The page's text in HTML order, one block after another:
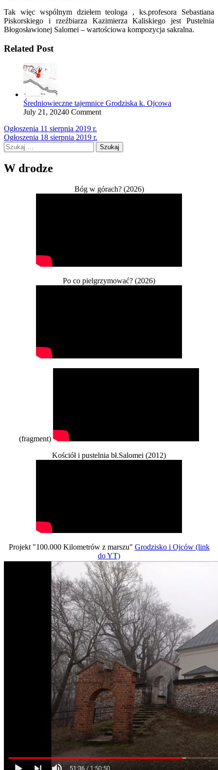
Tak więc wspólnym dziełem teologa , ks.profesora Sebastiana
Piskorskiego i rzeźbiarza Kazimierza Kaliskiego jest Pustelnia
Błogosławionej Salomei – wartościowa kompozycja sakralna.
Related Post
Średniowieczne tajemnice Grodziska k. Ojcowa
July 21, 20240 Comment
Nawigacja
wpisu
Ogłoszenia 11 sierpnia 2019 r.
Ogłoszenia 18 sierpnia 2019 r.
Szukaj:
W drodze
Bóg w górach? (2026)
Po co pielgrzymować? (2026)
(fragment)
Kościół i pustelnia bł.Salomei (2012)
Projekt "100.000 Kilometrów z marszu" Grodzisko i Ojców (link
do YT)